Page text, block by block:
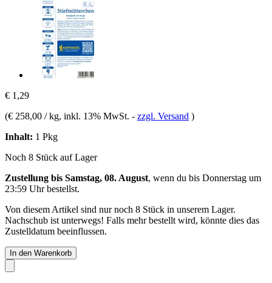
€ 1,29
(€ 258,00 / kg, inkl. 13% MwSt. - zzgl. Versand )
Inhalt: 1 Pkg
Noch 8 Stück auf Lager
Zustellung bis Samstag, 08. August, wenn du bis Donnerstag um
23:59 Uhrbestellst.
Von diesem Artikel sind nur noch 8 Stück in unserem Lager.
Nachschub ist unterwegs! Falls mehr bestellt wird, könnte dies das
Zustelldatum beeinflussen.
In den Warenkorb